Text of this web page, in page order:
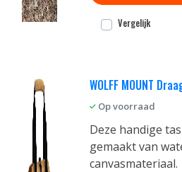
Vergelijk
WOLFF MOUNT
Op voorraad
Deze handige
gemaakt van
canvasmateriaal.